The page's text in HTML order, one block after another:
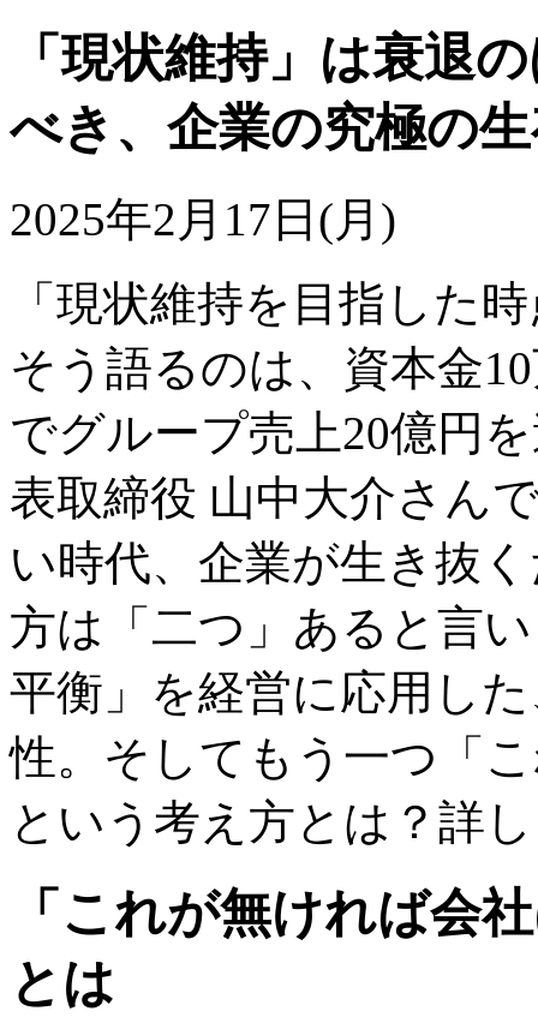
「現状維持」は衰退
べき、企業の究極の
2025年2月17日(月)
「現状維持を目指した
そう語るのは、資本金
でグループ売上20億円
表取締役 山中大介さん
い時代、企業が生き抜
方は「二つ」あると言
平衡」を経営に応用し
性。そしてもう一つ「
という考え方とは？詳
「これが無ければ会
とは